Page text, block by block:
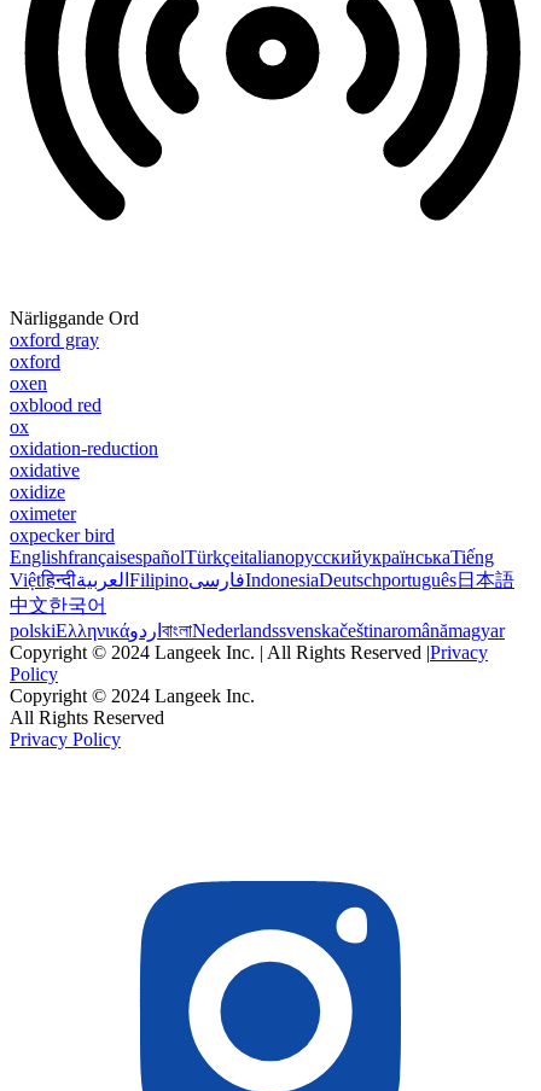
Närliggande Ord
oxford gray
oxford
oxen
oxblood red
ox
oxidation-reduction
oxidative
oxidize
oximeter
oxpecker bird
EnglishfrançaisespañolTürkçeitalianoрусскийукраїнськаTiếng
Việtहिन्दीالعربية FilipinoفارسیIndonesiaDeutschportuguês日本語
中文한국어
polskiΕλληνικάاردو বাংলাNederlandssvenskačeštinaromânămagyar
Copyright © 2024 Langeek Inc. | All Rights Reserved |Privacy
Policy
Copyright © 2024 Langeek Inc.
All Rights Reserved
Privacy Policy